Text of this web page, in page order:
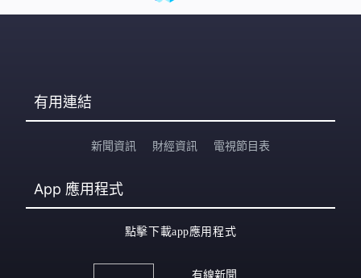
有用連結
新聞資訊 財經資訊 電視節目表
App 應用程式
點擊下載app應用程式
有線新聞